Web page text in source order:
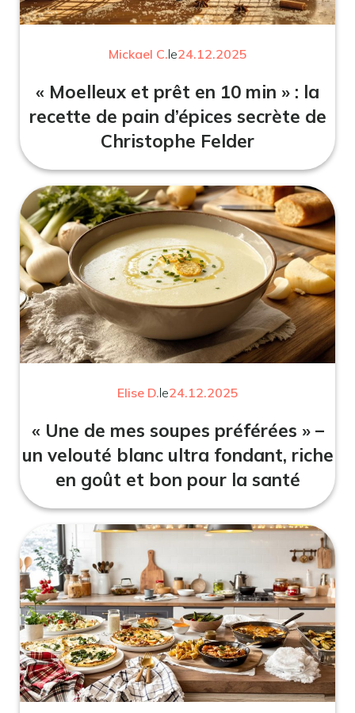
Mickael C.le24.12.2025
« Moelleux et prêt en 10 min » : la
recette de pain d’épices secrète de
Christophe Felder
Elise D.le24.12.2025
« Une de mes soupes préférées » –
un velouté blanc ultra fondant, riche
en goût et bon pour la santé